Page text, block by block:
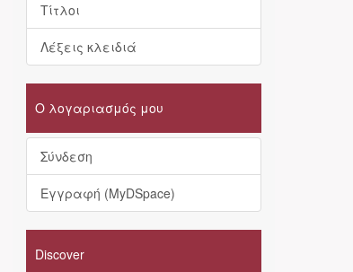
Τίτλοι
Λέξεις κλειδιά
Ο λογαριασμός μου
Σύνδεση
Εγγραφή (MyDSpace)
Discover